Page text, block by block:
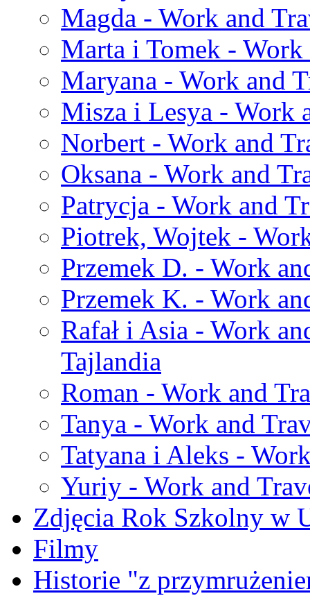
Magda - Work and
Marta i Tomek -
Maryana - Work and
Misza i Lesya - Work
Norbert - Work and
Oksana - Work and
Patrycja - Work and
Piotrek, Wojtek -
Przemek D. - Work
Przemek K. - Work
Rafał i Asia - Work
Tajlandia
Roman - Work and
Tanya - Work and
Tatyana i Aleks -
Yuriy - Work and
Zdjęcia Rok Szkolny w
Filmy
Historie "z